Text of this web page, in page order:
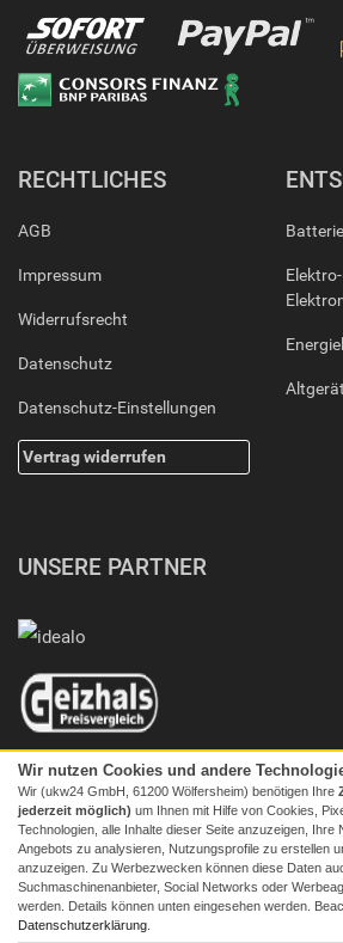
RECHTLICHES
AGB
Impressum
Widerrufsrecht
Datenschutz
Datenschutz-Einstellungen
Vertrag widerrufen
UNSERE PARTNER
Wir nutzen Cookies und andere
Wir (ukw24 GmbH, 61200 Wölfersheim) benötigen Ihre
jederzeit möglich) um Ihnen mit Hilfe von Cookies,
Technologien, alle Inhalte dieser Seite anzuzeigen, Ihre
Angebots zu analysieren, Nutzungsprofile zu erstellen
anzuzeigen. Zu Werbezwecken können diese Daten
Suchmaschinenanbieter, Social Networks oder
werden. Details können unten eingesehen werden.
Datenschutzerklärung